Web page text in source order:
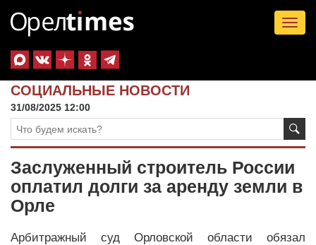
СОЦИАЛЬНЫЕ НОВОСТИ
31/08/2025 12:00
Заслуженный строитель России
оплатил долги за аренду земли в
Орле
Арбитражный суд Орловской области обязал